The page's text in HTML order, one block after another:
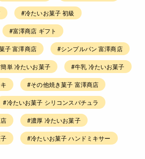
#冷たいお菓子 初級
#富澤商店 ギフト
子 富澤商店 #シンプルパン 富澤商店
単 冷たいお菓子 #牛乳 冷たいお菓子
#その他焼き菓子 富澤商店
#冷たいお菓子 シリコンスパチュラ
#濃厚 冷たいお菓子
#冷たいお菓子 ハンドミキサー